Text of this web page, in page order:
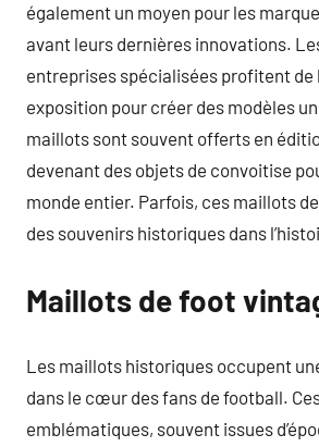
également un moyen pour les
avant leurs dernières innovations.
entreprises spécialisées profitent de
exposition pour créer des modèles
maillots sont souvent offerts en
devenant des objets de convoitise
monde entier. Parfois, ces maillots
des souvenirs historiques dans
Maillots de foot
Les maillots historiques occupent
dans le cœur des fans de football.
emblématiques, souvent issues